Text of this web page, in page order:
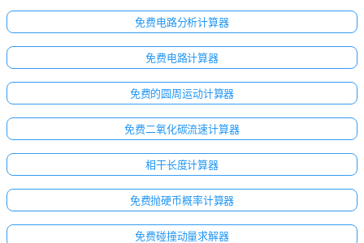
免费电路分析计算器
免费电路计算器
免费的圆周运动计算器
免费二氧化碳流速计算器
相干长度计算器
免费抛硬币概率计算器
免费碰撞动量求解器